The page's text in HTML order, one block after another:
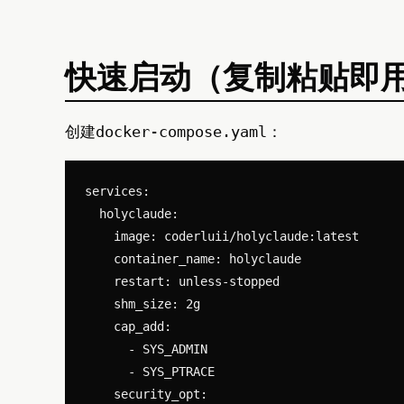
快速启动（复制粘贴即
创建docker-compose.yaml ：
services:
  holyclaude:
    image: coderluii/holyclaude:latest
    container_name: holyclaude
    restart: unless-stopped
    shm_size: 2g
    cap_add:
      - SYS_ADMIN
      - SYS_PTRACE
    security_opt: